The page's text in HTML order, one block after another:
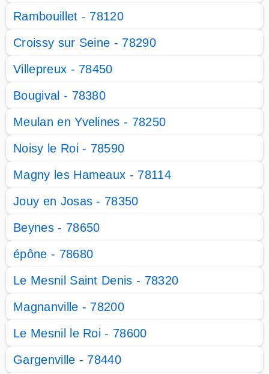
Rambouillet - 78120
Croissy sur Seine - 78290
Villepreux - 78450
Bougival - 78380
Meulan en Yvelines - 78250
Noisy le Roi - 78590
Magny les Hameaux - 78114
Jouy en Josas - 78350
Beynes - 78650
épône - 78680
Le Mesnil Saint Denis - 78320
Magnanville - 78200
Le Mesnil le Roi - 78600
Gargenville - 78440